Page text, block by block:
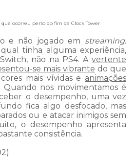
ocorreu perto do fim da Clock Tower
e não jogado em streaming.
tinha alguma experiência,
não na PS4. A vertente
se mais vibrante do que
mais vívidas e animações
Quando nos movimentamos é
o desempenho, uma vez
fica algo desfocado, mas
ou e atacar inimigos sem
o desempenho apresenta
consistência.